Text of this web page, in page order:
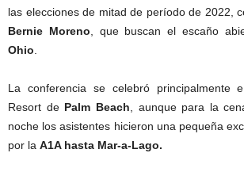
las elecciones de mitad de período de 2022,
Bernie Moreno , que buscan el escaño
Ohio
La conferencia se celebró principalmente
Resort de Palm Beach , aunque para la
noche los asistentes hicieron una pequeña
por la A1A hasta Mar-a-Lago.